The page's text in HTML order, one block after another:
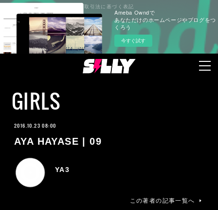
Ameba Owndで
あなただけのホームページやブログをつ
くろう
今すぐ試す
GIRLS
2016.10.23 08:00
AYA HAYASE | 09
YA3
この著者の記事一覧へ
プライバシーポリシー 特定商取引法に基づく表記